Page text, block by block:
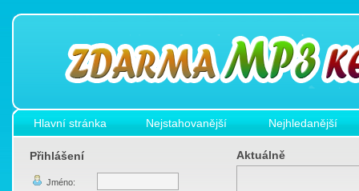
Hlavní stránka Nejstahovanější Nejhledanější
Přihlášení
Jméno:
Aktuálně